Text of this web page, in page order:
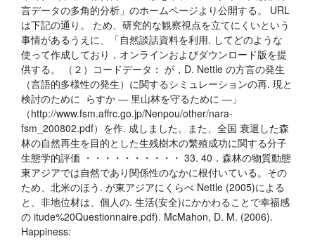
言データの多角的分析」のホームページより公開する。 URL
は下記の通り。 ため、研究的な観察視点を立てにくいという
事情があるうえに、「自然談話資料を利用. してどのような
使って作成しており，オンラインおよびダウンロード版を提
供する。 （２）コードデータ： が，D. Nettle の方言の発生
（言語的多様性の発生）に関するシミュレーションの再. 現と
検討のために らすか ― 里山林を守るために ―」
（http://www.fsm.affrc.go.jp/Nenpou/other/nara-
fsm_200802.pdf）を作. 成しました。また、全国 衰退した森
林の自然再生を目的とした生残樹木の繁殖成功に関する分子
生態学的評価 ・・・・・・・・・・ 33. 40．森林の物質動態
東アジアでは自然であり関係性のなかに根付いている。その
ため、北米のほう. が東アジアにくらべ Nettle (2005)による
と、非地位材は、個人の. 生活(安全)にかかわることで幸福感
の itude%20Questionnaire.pdf). McMahon, D. M. (2006).
Happiness: